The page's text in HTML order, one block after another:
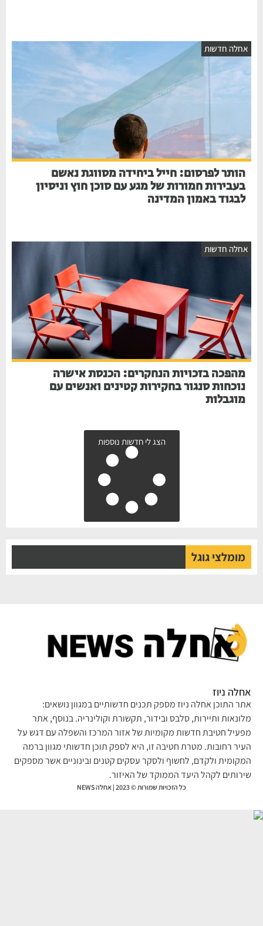
חדשות
הותר לפרסום: חייל ביחידה מסווגת נאשם
בעבירות חמורות של מגע עם סוכן חוץ וניסיון
לבגוד באמון המדינה
חדשות
מהפכה בזכויות הנחקרים: הכנסת אישרה
נוכחות סנגור בחקירות קטינים ואנשים עם
מוגבלות
הצג לי חדשות נוספות
מומלצי גוגל
ניוז
התוכן אחלה ניוז מספק תכנים חדשותיים במגוון נושאים:
ותיירות, סלבס ובידור, תקשורת וקולינריה. בנוסף, אתר
חטיבת חדשות מקומיות של אזור המרכז והשפלה עם דגש על
רחובות. מטרת חטיבה זו, היא לספק תוכן חדשותי מגוון ברמה
ולקדם, לחשוף ולסקר עסקים קטנים ובינוניים אשר מספקים
לקהל היעד הממוקד של האיזור.
כל הזכויות שמורות © 2023 | אחלה NEWS